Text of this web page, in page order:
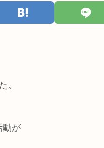
た。
動が